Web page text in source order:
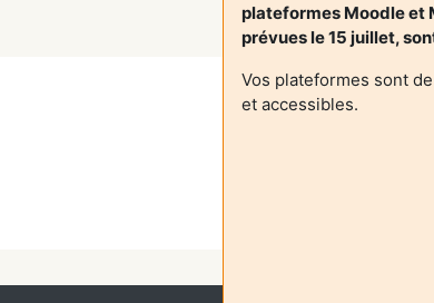
plateformes Moodle et
prévues le 15 juillet,
Vos plateformes sont
et accessibles.